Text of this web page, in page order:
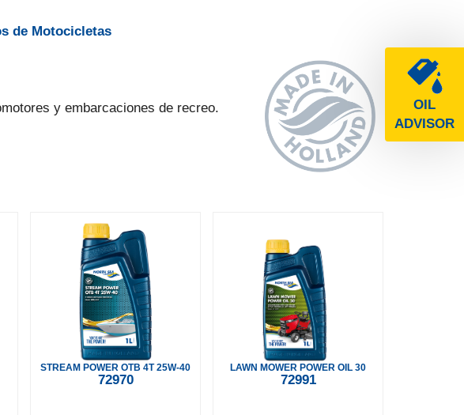
OIL
ADVISOR
de Motocicletas
y embarcaciones de recreo.
STREAM POWER OTB 4T 25W-40
72970
LAWN MOWER POWER OIL 30
72991